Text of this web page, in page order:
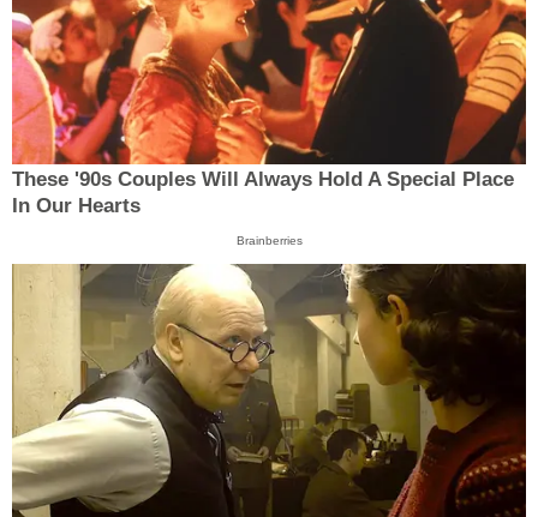
These '90s Couples Will Always Hold A Special Place
In Our Hearts
Brainberries